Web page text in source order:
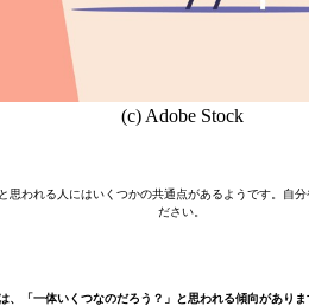
(c) Adobe Stock
われる人にはいくつかの共通点があるようです。自
ださい。
、「一体いくつなのだろう？」と思われる傾向がありま